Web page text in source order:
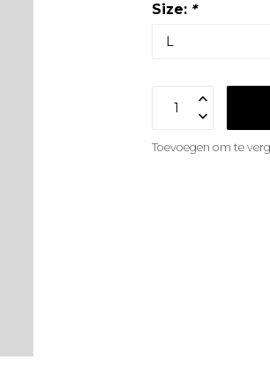
Size: *
Toevoegen om te